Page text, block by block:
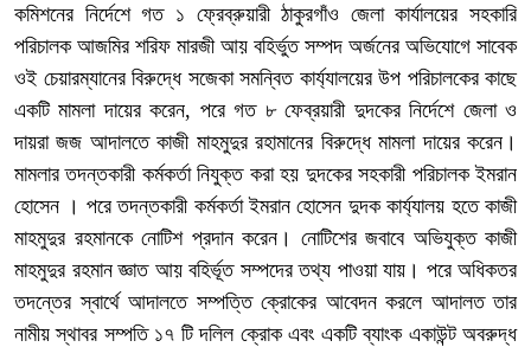
কমিশনের নির্দেশে গত ১ ফ্রেব্রুয়ারী ঠাকুরগাঁও জেলা কার্যালয়ের সহকারি
পরিচালক আজমির শরিফ মারজী আয় বহির্ভুত সম্পদ অর্জনের অভিযোগে সাবেক
ওই চেয়ারম্যানের বিরুদ্ধে সজেকা সমন্বিত কার্য্যালয়ের উপ পরিচালকের কাছে
একটি মামলা দায়ের করেন, পরে গত ৮ ফেব্রয়ারী দুদকের নির্দেশে জেলা ও
দায়রা জজ আদালতে কাজী মাহমুদুর রহামানের বিরুদ্ধে মামলা দায়ের করেন।
মামলার তদন্তকারী কর্মকর্তা নিযুক্ত করা হয় দুদকের সহকারী পরিচালক ইমরান
হোসেন । পরে তদন্তকারী কর্মকর্তা ইমরান হোসেন দুদক কার্য্যালয় হতে কাজী
মাহমুদুর রহমানকে নোটিশ প্রদান করেন। নোটিশের জবাবে অভিযুক্ত কাজী
মাহমুদুর রহমান জ্ঞাত আয় বহির্ভূত সম্পদের তথ্য পাওয়া যায়। পরে অধিকতর
তদন্তের স্বার্থে আদালতে সম্পত্তি ক্রোকের আবেদন করলে আদালত তার
নামীয় স্থাবর সম্পতি ১৭ টি দলিল ক্রোক এবং একটি ব্যাংক একাউন্ট অবরুদ্ধ